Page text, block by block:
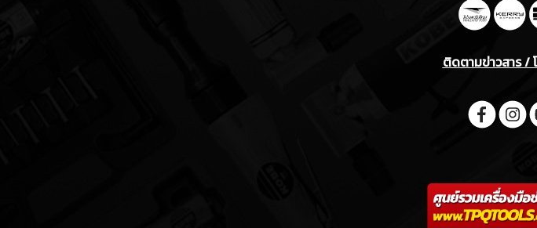
ติดตามข่าวสาร /